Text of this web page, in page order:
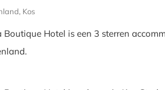
Kos
Boutique Hotel is een 3 sterren